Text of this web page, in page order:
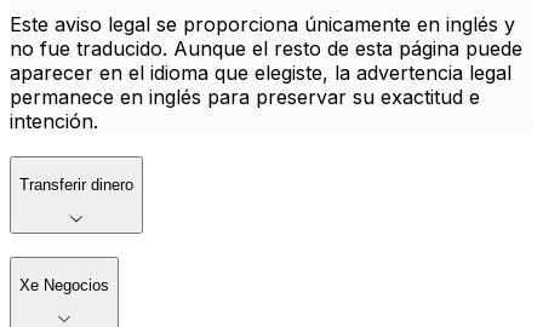
Este aviso legal se proporciona únicamente en inglés y
no fue traducido. Aunque el resto de esta página puede
aparecer en el idioma que elegiste, la advertencia legal
permanece en inglés para preservar su exactitud e
intención.
Transferir dinero
Xe Negocios